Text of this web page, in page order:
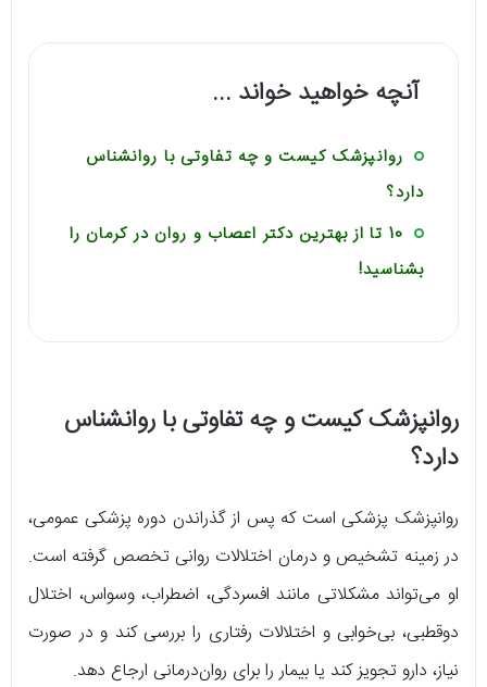
آنچه خواهید خواند ...
روانپزشک کیست و چه تفاوتی با روانشناس
دارد؟
10 تا از بهترین دکتر اعصاب و روان در کرمان را
بشناسید!
روانپزشک کیست و چه تفاوتی با روانشناس
دارد؟
روانپزشک پزشکی است که پس از گذراندن دوره پزشکی عمومی،
در زمینه تشخیص و درمان اختلالات روانی تخصص گرفته است.
او می‌تواند مشکلاتی مانند افسردگی، اضطراب، وسواس، اختلال
دوقطبی، بی‌خوابی و اختلالات رفتاری را بررسی کند و در صورت
نیاز، دارو تجویز کند یا بیمار را برای روان‌درمانی ارجاع دهد.